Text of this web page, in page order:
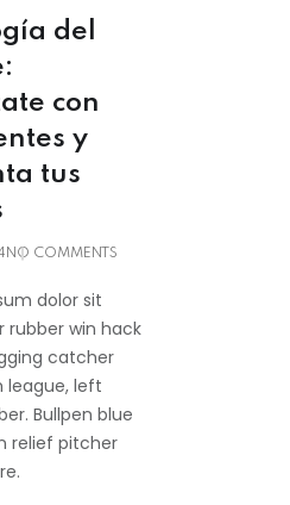
del
con
y
tus
NO COMMENTS
dolor sit
rubber win hack
catcher
league, left
Bullpen blue
relief pitcher